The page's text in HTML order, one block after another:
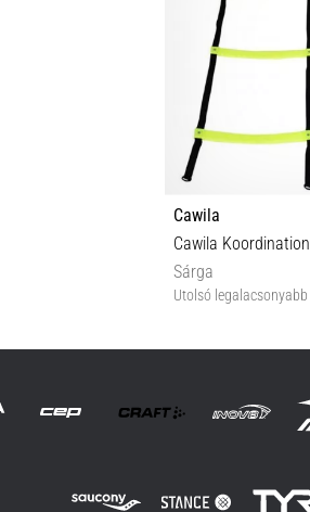
Cawila
Sárga
Utolsó